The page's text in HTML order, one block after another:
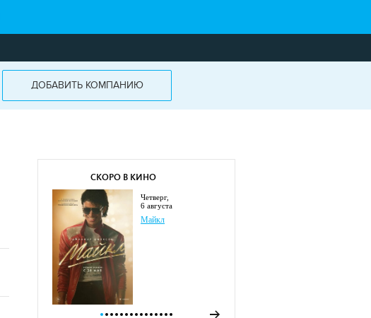
ДОБАВИТЬ КОМПАНИЮ
СКОРО В КИНО
четверг,
6 августа
Майкл